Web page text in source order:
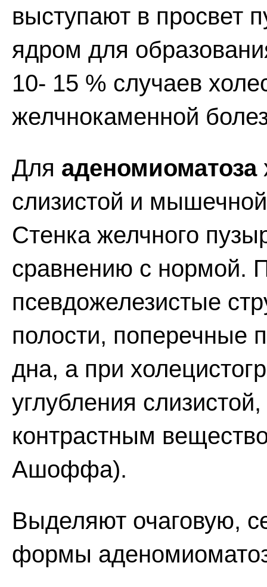
выступают в просвет
ядром для
10- 15 % случаев
желчнокаменной
Для аденомиоматоза
слизистой и
Стенка желчного
сравнению с нормой.
псевдожелезистые
полости, поперечные
дна, а при
углубления
контрастным
Ашоффа).
Выделяют очаговую,
формы